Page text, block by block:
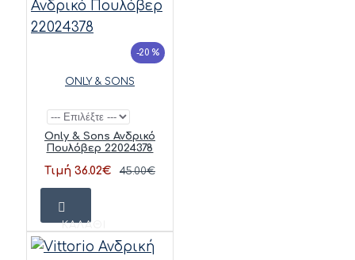
-20 %
ONLY & SONS
Only & Sons Ανδρικό
Πουλόβερ 22024378
Τιμή 36.02€ 45.00€
ΚΑΛΆΘΙ